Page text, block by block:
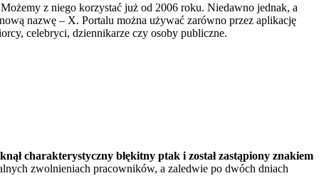
z niego korzystać już od 2006 roku. Niedawno jednak, a
nazwę – X. Portalu można używać zarówno przez aplikację
celebryci, dziennikarze czy osoby publiczne.
charakterystyczny błękitny ptak i został zastąpiony znakiem
zwolnieniach pracowników, a zaledwie po dwóch dniach